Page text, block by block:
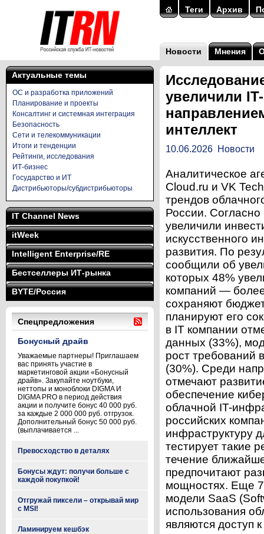
Теги Архив
Новости Мнения
Актуальные темы
ОС и разработка приложений
Планирование и проекты
Консалтинг и системная интеграция
Безопасность
Сети и телекоммуникации
Итоги и тенденции
Рейтинги, исследования
ИТ-бизнес
Государство и ИТ
Дистрибьюторы/субдистрибьюторы
IT Channel News
itWeek
Intelligent Enterprise/RE
Бестселлеры ИТ-рынка
BYTE/Россия
Спецпредложения
Бонусный драйв
Уважаемые партнеры! Приглашаем
вас принять участие в
маркетинговой акции «Бонусный
драйв». Закупайте ноутбуки,
неттопы и моноблоки DIGMA И
DIGMA PRO в период действия
акции и получите бонус 40 000 руб.
за каждые 2 000 000 руб. отгрузок.
Дополнительный бонус 50 000 руб.
(выплачивается ...
Превосходство в деталях
Бонусы ждут: получи больше с
каждой покупкой!
Отгружай пиксели – открывай мир
с MSI!
Ламинируем кешбэк
увеличили
интеллект
10.06.2026 Новости
Аналитическое
Cloud.ru и VK
трендов
России. Согласно
увеличили
искусственного
развития. По
сообщили об
которых 48%
компаний —
сохраняют
планируют его
в IT компании
данных (33%),
рост требований
(30%). Среди
отмечают
обеспечение
облачной IT-
российских
инфраструктуру
тестирует такие
течение
предпочитают
мощностях. Еще
модели SaaS
использования
являются доступ